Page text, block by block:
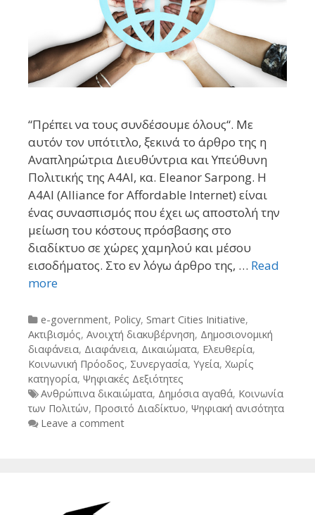
“Πρέπει να τους συνδέσουμε όλους“. Με
αυτόν τον υπότιτλο, ξεκινά το άρθρο της η
Αναπληρώτρια Διευθύντρια και Υπεύθυνη
Πολιτικής της A4AI, κα. Eleanor Sarpong. Η
A4AI (Alliance for Affordable Internet) είναι
ένας συνασπισμός που έχει ως αποστολή την
μείωση του κόστους πρόσβασης στο
διαδίκτυο σε χώρες χαμηλού και μέσου
εισοδήματος. Στο εν λόγω άρθρο της, … Read
more
Categories
e-government, Policy, Smart Cities Initiative,
Ακτιβισμός, Ανοιχτή διακυβέρνηση, Δημοσιονομική
διαφάνεια, Διαφάνεια, Δικαιώματα, Ελευθερία,
Κοινωνική Πρόοδος, Συνεργασία, Υγεία, Χωρίς
κατηγορία, Ψηφιακές Δεξιότητες
Tags
Ανθρώπινα δικαιώματα, Δημόσια αγαθά, Κοινωνία
των Πολιτών, Προσιτό Διαδίκτυο, Ψηφιακή ανισότητα
Leave a comment